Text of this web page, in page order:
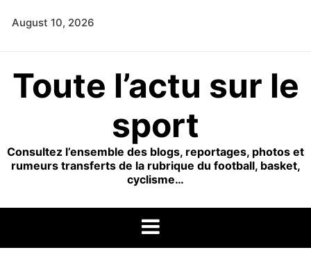
August 10, 2026
Toute l’actu sur le
sport
Consultez l’ensemble des blogs, reportages, photos et
rumeurs transferts de la rubrique du football, basket,
cyclisme…